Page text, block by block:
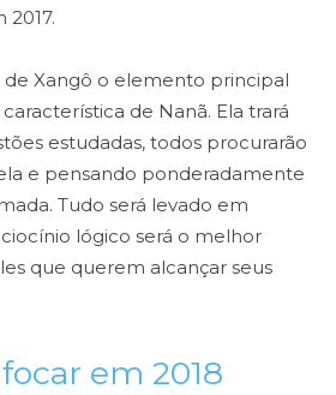
2017.
Xangô o elemento principal
de Nanã. Ela trará
estudadas, todos procurarão
e pensando ponderadamente
Tudo será levado em
lógico será o melhor
que querem alcançar seus
em 2018